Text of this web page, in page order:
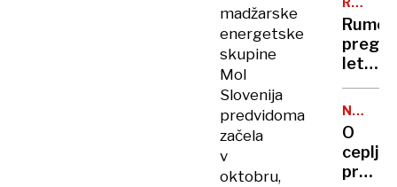
madžarske
energetske
skupine
Mol
Slovenija
predvidoma
začela
v
oktobru,
NOVICE
leta:
Nataša
Pirc
Musar
je
pela,
Robert
O
proti